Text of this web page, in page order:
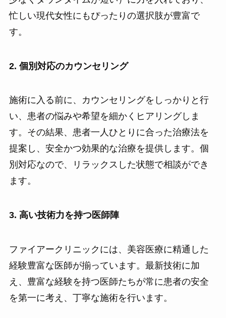
忙しい現代女性にもぴったりの選択肢が豊富で
す。
2. 個別対応のカウンセリング
施術に入る前に、カウンセリングをしっかりと行
い、患者の悩みや希望を細かくヒアリングしま
す。その結果、患者一人ひとりに合った治療法を
提案し、安全かつ効果的な治療を提供します。個
別対応なので、リラックスした状態で相談ができ
ます。
3. 高い技術力を持つ医師陣
ファイアークリニックには、美容医療に精通した
経験豊富な医師が揃っています。最新技術に加
え、豊富な経験を持つ医師たちが常に患者の安全
を第一に考え、丁寧な施術を行います。